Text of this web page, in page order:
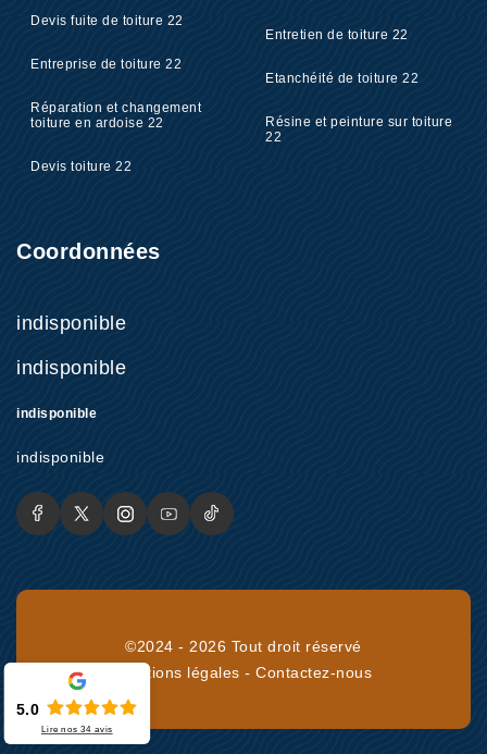
Devis fuite de toiture 22
Entreprise de toiture 22
Réparation et changement
toiture en ardoise 22
Devis toiture 22
Entretien de toiture 22
Etanchéité de toiture 22
Résine et peinture sur toiture
22
Coordonnées
indisponible
indisponible
indisponible
indisponible
©2024 - 2026 Tout droit réservé
Mentions légales -Contactez-nous
5.0
Lire nos34 avis